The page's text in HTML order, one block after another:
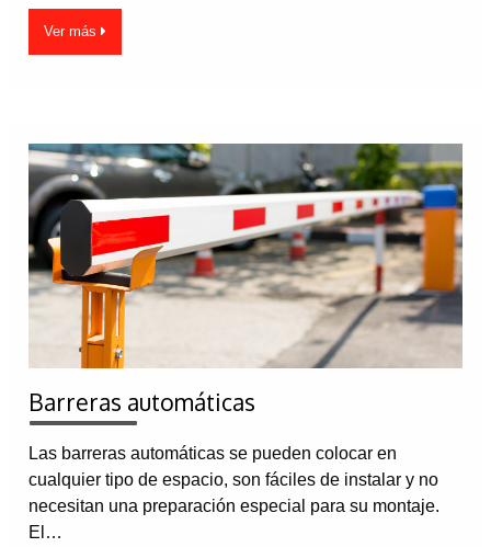
Ver más
Barreras automáticas
Las barreras automáticas se pueden colocar en
cualquier tipo de espacio, son fáciles de instalar y no
necesitan una preparación especial para su montaje.
El…